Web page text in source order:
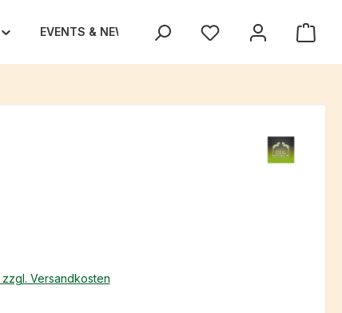
EVENTS & NEWS UNSER TEAM TEXAS
Versandkosten